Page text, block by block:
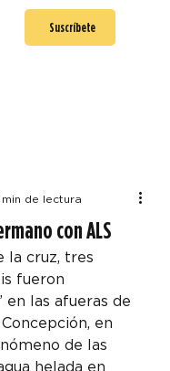
Suscríbete
con ALS
min de lectura
la cruz, tres
fueron
en las afueras de
en
de las
helada en